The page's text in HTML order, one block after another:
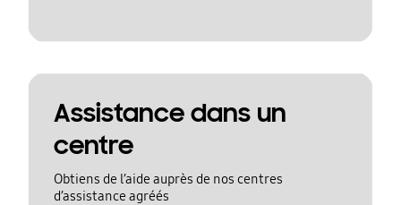
Assistance dans un
centre
Obtiens de l’aide auprès de nos centres
d’assistance agréés